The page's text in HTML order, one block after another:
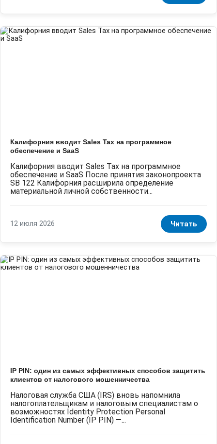
Калифорния вводит Sales Tax на программное
обеспечение и SaaS
Калифорния вводит Sales Tax на программное
обеспечение и SaaS После принятия законопроекта
SB 122 Калифорния расширила определение
материальной личной собственности...
12 июля 2026 Читать
IP PIN: один из самых эффективных способов защитить
клиентов от налогового мошенничества
Налоговая служба США (IRS) вновь напомнила
налогоплательщикам и налоговым специалистам о
возможностях Identity Protection Personal
Identification Number (IP PIN) —...